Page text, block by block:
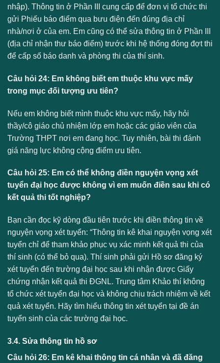
nhập). Thông tin ở Phần III cung cấp để đơn vị tổ chức thi
gửi Phiếu báo điểm qua bưu điện đến đúng địa chỉ
nhà/nơi ở của em. Em cũng có thể sửa thông tin ở Phần III
(địa chỉ nhận thư báo điểm) trước khi hệ thống đóng đợt thi
để cấp số báo danh và phòng thi của thí sinh.
Câu hỏi 24: Em không biết em thuộc khu vực mấy
trong mục đối tượng ưu tiên?
Nếu em không biết mình thuộc khu vực mấy, hãy hỏi
thầy/cô giáo chủ nhiệm lớp em hoặc các giáo viên của
Trường THPT nơi em đang học. Tuy nhiên, bài thi đánh
giá năng lực không cộng điểm ưu tiên.
Câu hỏi 25: Em có thể không điền nguyện vọng xét
tuyển đại học được không vì em muốn điền sau khi có
kết quả thi tốt nghiệp?
Bạn cần đọc kỹ dòng đầu tiên trước khi điền thông tin về
nguyện vọng xét tuyển: “Thông tin kê khai nguyện vọng xét
tuyển chỉ để tham khảo phục vụ xác minh kết quả thi của
thí sinh (có thể bỏ qua). Thí sinh phải gửi Hồ sơ đăng ký
xét tuyển đến trường đại học sau khi nhận được Giấy
chứng nhận kết quả thi ĐGNL. Trung tâm Khảo thí không
tổ chức xét tuyển đại học và không chịu trách nhiệm về kết
quả xét tuyển. Hãy tìm hiểu thông tin xét tuyển tại đề án
tuyển sinh của các trường đại học.
3.4. Sửa thông tin hồ sơ
Câu hỏi 26: Em kê khai thông tin cá nhân và đã đăng